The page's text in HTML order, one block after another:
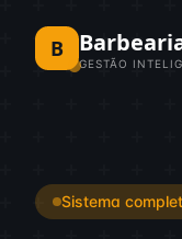
B
GESTÃO
Sistema